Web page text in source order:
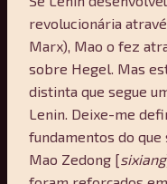
revolucionária
Marx), Mao o fez
sobre Hegel. Mas
distinta que segue
Lenin. Deixe-me
fundamentos do que
Mao Zedong [sixiang